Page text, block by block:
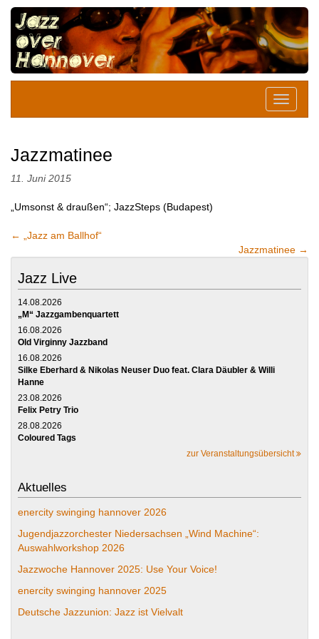
Jazzmatinee
11. Juni 2015
„Umsonst & draußen“; JazzSteps (Budapest)
←
„Jazz am Ballhof“
Jazzmatinee →
Jazz Live
14.08.2026
„M“ Jazzgambenquartett
16.08.2026
Old Virginny Jazzband
16.08.2026
Silke Eberhard & Nikolas Neuser Duo feat. Clara Däubler & Willi
Hanne
23.08.2026
Felix Petry Trio
28.08.2026
Coloured Tags
zur Veranstaltungsübersicht
Aktuelles
enercity swinging hannover 2026
Jugendjazzorchester Niedersachsen „Wind Machine“:
Auswahlworkshop 2026
Jazzwoche Hannover 2025: Use Your Voice!
enercity swinging hannover 2025
Deutsche Jazzunion: Jazz ist Vielvalt